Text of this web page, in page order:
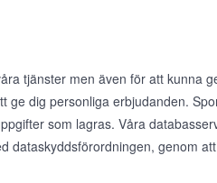
tjänster men även för att kunna
ge dig personliga erbjudanden.
som lagras. Våra
dataskyddsförordningen, genom